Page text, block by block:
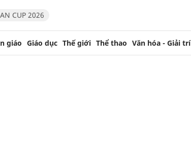
CUP 2026
giáo Giáo dục Thế giới Thể thao Văn hóa - Giải trí